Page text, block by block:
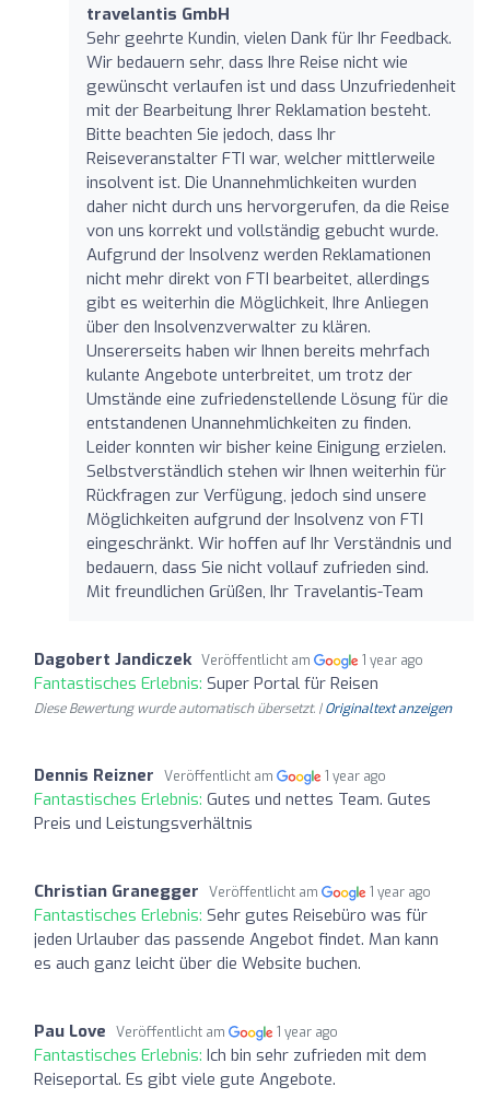
travelantis GmbH
Sehr geehrte Kundin, vielen Dank für Ihr Feedback.
Wir bedauern sehr, dass Ihre Reise nicht wie
gewünscht verlaufen ist und dass Unzufriedenheit
mit der Bearbeitung Ihrer Reklamation besteht.
Bitte beachten Sie jedoch, dass Ihr
Reiseveranstalter FTI war, welcher mittlerweile
insolvent ist. Die Unannehmlichkeiten wurden
daher nicht durch uns hervorgerufen, da die Reise
von uns korrekt und vollständig gebucht wurde.
Aufgrund der Insolvenz werden Reklamationen
nicht mehr direkt von FTI bearbeitet, allerdings
gibt es weiterhin die Möglichkeit, Ihre Anliegen
über den Insolvenzverwalter zu klären.
Unsererseits haben wir Ihnen bereits mehrfach
kulante Angebote unterbreitet, um trotz der
Umstände eine zufriedenstellende Lösung für die
entstandenen Unannehmlichkeiten zu finden.
Leider konnten wir bisher keine Einigung erzielen.
Selbstverständlich stehen wir Ihnen weiterhin für
Rückfragen zur Verfügung, jedoch sind unsere
Möglichkeiten aufgrund der Insolvenz von FTI
eingeschränkt. Wir hoffen auf Ihr Verständnis und
bedauern, dass Sie nicht vollauf zufrieden sind.
Mit freundlichen Grüßen, Ihr Travelantis-Team
Dagobert Jandiczek Veröffentlicht am 1 year ago
Fantastisches Erlebnis: Super Portal für Reisen
Diese Bewertung wurde automatisch übersetzt. |Originaltext anzeigen
Dennis Reizner Veröffentlicht am 1 year ago
Fantastisches Erlebnis: Gutes und nettes Team. Gutes
Preis und Leistungsverhältnis
Christian Granegger Veröffentlicht am 1 year ago
Fantastisches Erlebnis: Sehr gutes Reisebüro was für
jeden Urlauber das passende Angebot findet. Man kann
es auch ganz leicht über die Website buchen.
Pau Love Veröffentlicht am 1 year ago
Fantastisches Erlebnis: Ich bin sehr zufrieden mit dem
Reiseportal. Es gibt viele gute Angebote.